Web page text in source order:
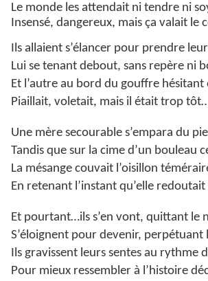
Le monde les attendait ni tendre ni
Insensé, dangereux, mais ça valait le
Ils allaient s’élancer pour prendre
Lui se tenant debout, sans repère ni
Et l’autre au bord du gouffre hésitant
Piaillait, voletait, mais il était trop
Une mère secourable s’empara du
Tandis que sur la cime d’un bouleau
La mésange couvait l’oisillon
En retenant l’instant qu’elle
Et pourtant…ils s’en vont, quittant le
S’éloignent pour devenir, perpétuant
Ils gravissent leurs sentes au rythme
Pour mieux ressembler à l’histoire